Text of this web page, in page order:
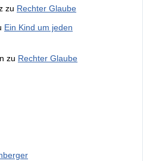
zu Rechter Glaube
Ein Kind um jeden
zu Rechter Glaube